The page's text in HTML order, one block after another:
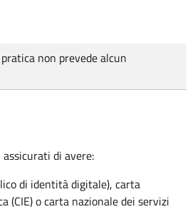
non prevede alcun
assicurati di avere:
di identità digitale), carta
(CIE) o carta nazionale dei servizi